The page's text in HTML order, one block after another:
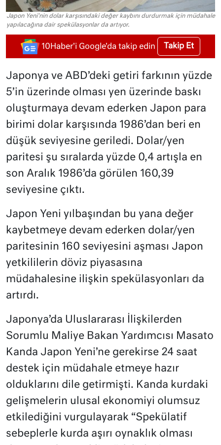
Japon Yeni'nin dolar karşısındaki değer kaybını durdurmak için müdahale
yapılacağına dair spekülasyonlar da artıyor.
10Haber'i Google'da takip edin Takip Et
Japonya ve ABD’deki getiri farkının yüzde
5’in üzerinde olması yen üzerinde baskı
oluşturmaya devam ederken Japon para
birimi dolar karşısında 1986’dan beri en
düşük seviyesine geriledi. Dolar/yen
paritesi şu sıralarda yüzde 0,4 artışla en
son Aralık 1986’da görülen 160,39
seviyesine çıktı.
Japon Yeni yılbaşından bu yana değer
kaybetmeye devam ederken dolar/yen
paritesinin 160 seviyesini aşması Japon
yetkililerin döviz piyasasına
müdahalesine ilişkin spekülasyonları da
artırdı.
Japonya’da Uluslararası İlişkilerden
Sorumlu Maliye Bakan Yardımcısı Masato
Kanda Japon Yeni’ne gerekirse 24 saat
destek için müdahale etmeye hazır
olduklarını dile getirmişti. Kanda kurdaki
gelişmelerin ulusal ekonomiyi olumsuz
etkilediğini vurgulayarak “Spekülatif
sebeplerle kurda aşırı oynaklık olması